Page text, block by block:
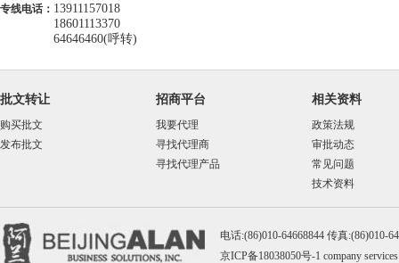
专线电话： 13911157018
18601113370
64646460(呼转)
批文转让
购买批文
发布批文
招商平台
我要代理
寻找代理商
寻找代理产品
相关资料
政策法规
审批动态
常见问题
技术资料
电话:(86)010-64668844 传真:(86)010-
京ICP备18038050号-1 company